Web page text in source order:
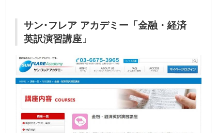
サン･フレア アカデミー「金融・経済
英訳演習講座」